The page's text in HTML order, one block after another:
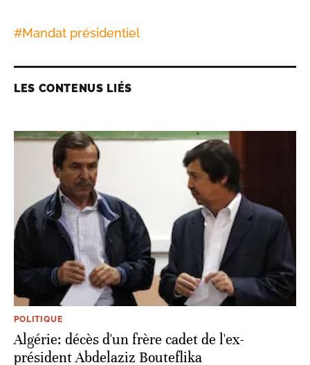
#Mandat présidentiel
LES CONTENUS LIÉS
POLITIQUE
Algérie: décès d'un frère cadet de l'ex-
président Abdelaziz Bouteflika